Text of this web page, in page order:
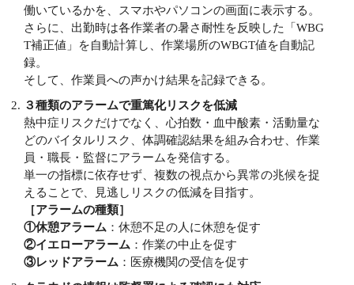
働いているかを、スマホやパソコンの画面に表示する。
さらに、出勤時は各作業者の暑さ耐性を反映した「WBG
T補正値」を自動計算し、作業場所のWBGT値を自動記
録。
そして、作業員への声かけ結果を記録できる。
３種類のアラームで重篤化リスクを低減
熱中症リスクだけでなく、心拍数・血中酸素・活動量な
どのバイタルリスク、体調確認結果を組み合わせ、作業
員・職長・監督にアラームを発信する。
単一の指標に依存せず、複数の視点から異常の兆候を捉
えることで、見逃しリスクの低減を目指す。
［アラームの種類］
①休憩アラーム ：休憩不足の人に休憩を促す
②イエローアラーム ：作業の中止を促す
③レッドアラーム ：医療機関の受信を促す